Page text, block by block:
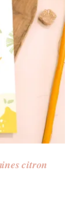
citron